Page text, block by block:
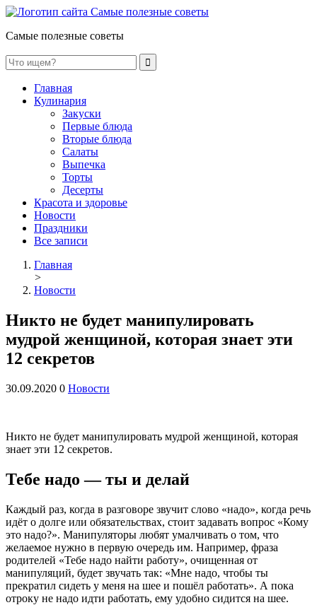
Самые полезные советы
Главная
Кулинария
Закуски
Первые блюда
Вторые блюда
Салаты
Выпечка
Торты
Десерты
Красота и здоровье
Новости
Праздники
Все записи
Главная
>
Новости
Никто не будет манипулировать
мудрой женщиной, которая знает эти
12 секретов
30.09.2020 0 Новости
Никто не будет манипулировать мудрой женщиной, которая
знает эти 12 секретов.
Тебе надо — ты и делай
Каждый раз, когда в разговоре звучит слово «надо», когда речь
идёт о долге или обязательствах, стоит задавать вопрос «Кому
это надо?». Манипуляторы любят умалчивать о том, что
желаемое нужно в первую очередь им. Например, фраза
родителей «Тебе надо найти работу», очищенная от
манипуляций, будет звучать так: «Мне надо, чтобы ты
прекратил сидеть у меня на шее и пошёл работать». А пока
отроку не надо идти работать, ему удобно сидится на шее.